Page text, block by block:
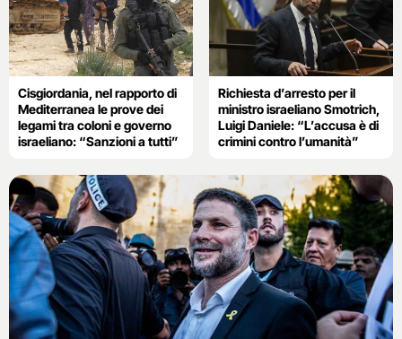
Cisgiordania, nel rapporto di
Mediterranea le prove dei
legami tra coloni e governo
israeliano: “Sanzioni a tutti”
Richiesta d’arresto per il
ministro israeliano Smotrich,
Luigi Daniele: “L’accusa è di
crimini contro l’umanità”